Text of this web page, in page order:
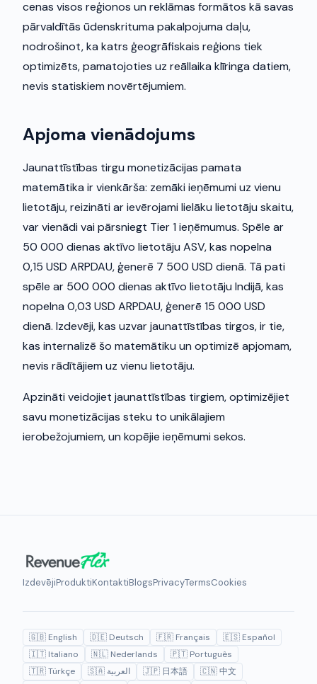
cenas visos reģionos un reklāmas formātos kā savas
pārvaldītās ūdenskrituma pakalpojuma daļu,
nodrošinot, ka katrs ģeogrāfiskais reģions tiek
optimizēts, pamatojoties uz reāllaika klīringa datiem,
nevis statiskiem novērtējumiem.
Apjoma vienādojums
Jaunattīstības tirgu monetizācijas pamata
matemātika ir vienkārša: zemāki ieņēmumi uz vienu
lietotāju, reizināti ar ievērojami lielāku lietotāju skaitu,
var vienādi vai pārsniegt Tier 1 ieņēmumus. Spēle ar
50 000 dienas aktīvo lietotāju ASV, kas nopelna
0,15 USD ARPDAU, ģenerē 7 500 USD dienā. Tā pati
spēle ar 500 000 dienas aktīvo lietotāju Indijā, kas
nopelna 0,03 USD ARPDAU, ģenerē 15 000 USD
dienā. Izdevēji, kas uzvar jaunattīstības tirgos, ir tie,
kas internalizē šo matemātiku un optimizē apjomam,
nevis rādītājiem uz vienu lietotāju.
Apzināti veidojiet jaunattīstības tirgiem, optimizējiet
savu monetizācijas steku to unikālajiem
ierobežojumiem, un kopējie ieņēmumi sekos.
IzdevējiProduktiKontaktiBlogsPrivacyTermsCookies
🇬🇧 English 🇩🇪 Deutsch 🇫🇷 Français
🇪🇸 Español
🇮🇹 Italiano
🇳🇱 Nederlands
🇵🇹 Português
🇹🇷 Türkçe
🇸🇦 العربية 🇯🇵 日本語
🇨🇳 中文